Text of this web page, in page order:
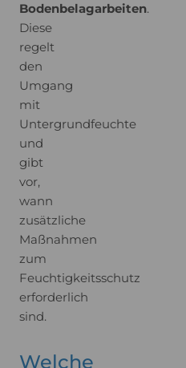
Bodenbelagarbeiten.
Diese
regelt
den
Umgang
mit
Untergrundfeuchte
und
gibt
vor,
wann
zusätzliche
Maßnahmen
zum
Feuchtigkeitsschutz
erforderlich
sind.
Welche